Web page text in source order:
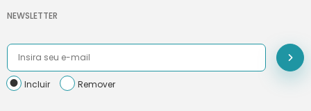
NEWSLETTER
Incluir Remover